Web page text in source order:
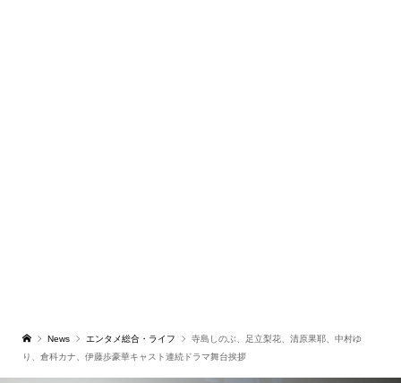
News エンタメ総合・ライフ
寺島しのぶ、足立梨花、清原果耶、中村ゆ
り、倉科カナ、伊藤歩豪華キャスト連続ドラマ舞台挨拶